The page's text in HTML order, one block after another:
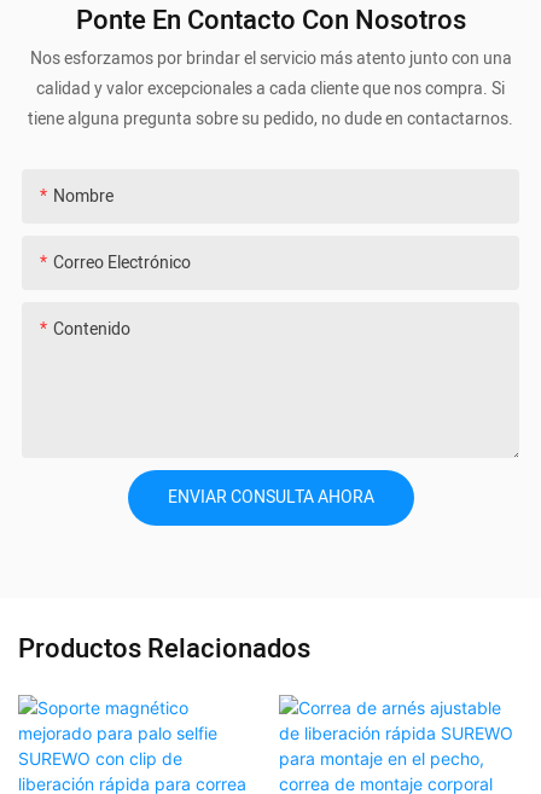
Ponte En Contacto Con Nosotros
Nos esforzamos por brindar el servicio más atento junto con una
calidad y valor excepcionales a cada cliente que nos compra. Si
tiene alguna pregunta sobre su pedido, no dude en contactarnos.
Nombre
Correo Electrónico
Contenido
ENVIAR CONSULTA AHORA
Productos Relacionados